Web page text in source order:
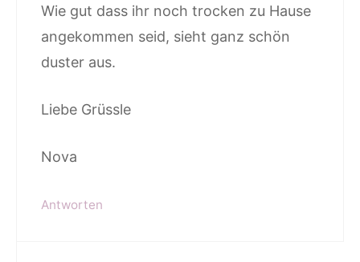
Wie gut dass ihr noch trocken zu Hause
angekommen seid, sieht ganz schön
duster aus.
Liebe Grüssle
Nova
Antworten